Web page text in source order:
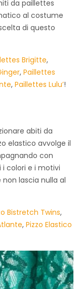
da paillettes
al costume
di questo
Brigitte,
, Paillettes
, Paillettes Lulu’!
abiti da
elastico avvolge il
con
colori e i motivi
lascia nulla al
Bistretch Twins,
, Pizzo Elastico